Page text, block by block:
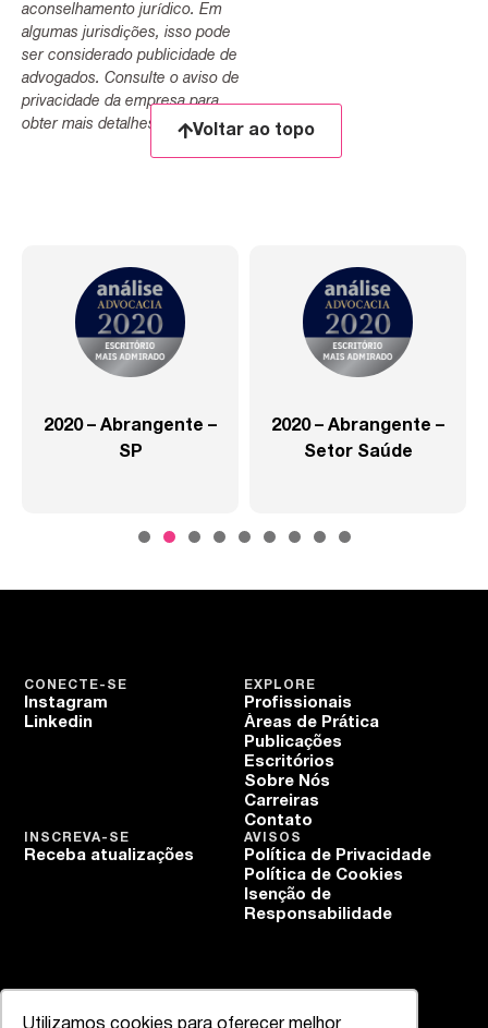
Utilizamos cookies para oferecer melhor
aconselhamento jurídico. Em
algumas jurisdições, isso pode
ser considerado publicidade de
advogados. Consulte o aviso de
privacidade da empresa para
obter mais detalhes.
Voltar ao topo
2020 – Abrangente –
SP
2020 – Abrangente –
Setor Saúde
EXPLORE
Profissionais
Áreas de Prática
Publicações
Escritórios
Sobre Nós
Carreiras
Contato
CONECTE-SE
Instagram
Linkedin
AVISOS
Política de Privacidade
Política de Cookies
Isenção de
Responsabilidade
INSCREVA-SE
Receba atualizações